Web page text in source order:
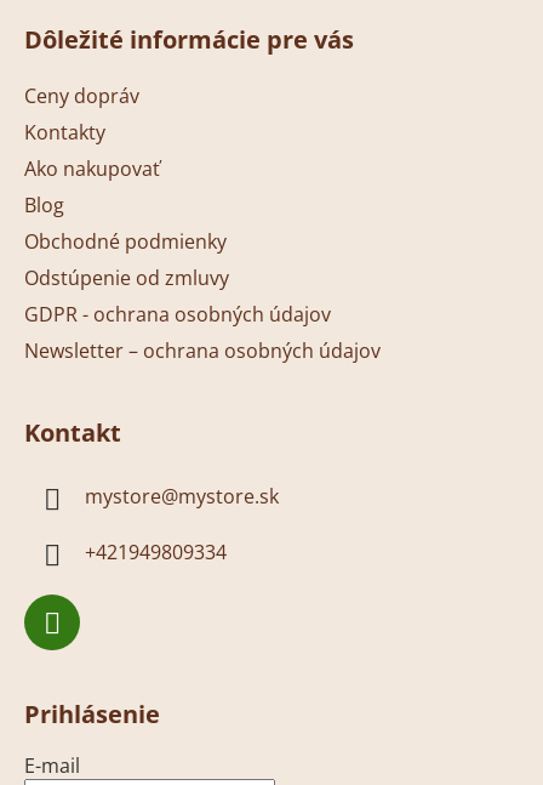
Dôležité informácie pre vás
Ceny dopráv
Kontakty
Ako nakupovať
Blog
Obchodné podmienky
Odstúpenie od zmluvy
GDPR - ochrana osobných údajov
Newsletter – ochrana osobných údajov
Kontakt
mystore@mystore.sk
+421949809334
Prihlásenie
E-mail